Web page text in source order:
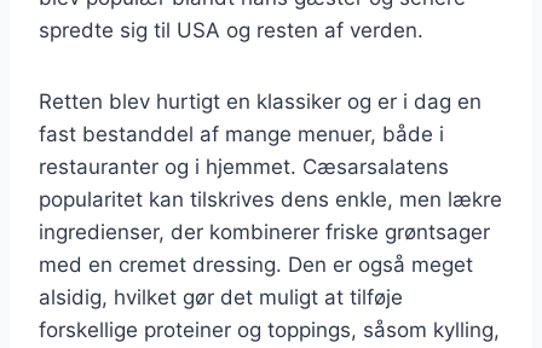
spredte sig til USA og resten af verden.
Retten blev hurtigt en klassiker og er i dag en
fast bestanddel af mange menuer, både i
restauranter og i hjemmet. Cæsarsalatens
popularitet kan tilskrives dens enkle, men lækre
ingredienser, der kombinerer friske grøntsager
med en cremet dressing. Den er også meget
alsidig, hvilket gør det muligt at tilføje
forskellige proteiner og toppings, såsom kylling,